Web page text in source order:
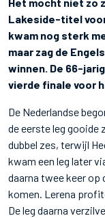
Lakeside-titel
kwam nog sterk
maar zag de
winnen. De 66-
vierde finale voor
De Nederlandse
de eerste leg gooide
dubbel zes, terwijl
kwam een leg later
daarna twee keer op
komen. Lerena
De leg daarna